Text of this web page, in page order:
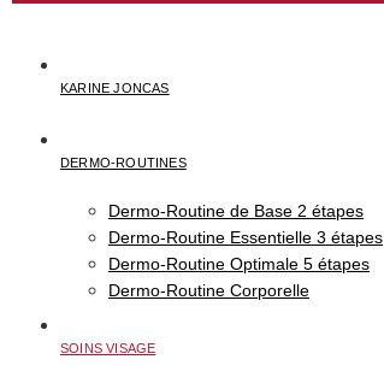
KARINE JONCAS
DERMO-ROUTINES
Dermo-Routine de Base 2 étapes
Dermo-Routine Essentielle 3 étapes
Dermo-Routine Optimale 5 étapes
Dermo-Routine Corporelle
SOINS VISAGE